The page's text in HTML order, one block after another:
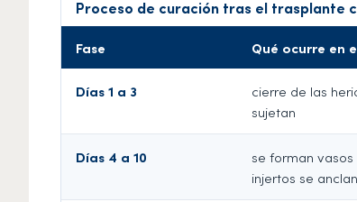
Proceso de curación tras el trasplante
Fase Qué ocurre en
Días 1 a 3
cierre de las
sujetan
Días 4 a 10
se forman
injertos se anclan